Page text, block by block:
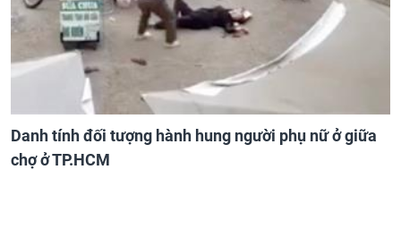
Danh tính đối tượng hành hung người phụ nữ ở giữa
chợ ở TP.HCM